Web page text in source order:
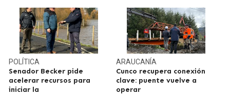
POLÍTICA
Senador Becker pide
acelerar recursos para
iniciar la
ARAUCANÍA
Cunco recupera conexión
clave: puente vuelve a
operar